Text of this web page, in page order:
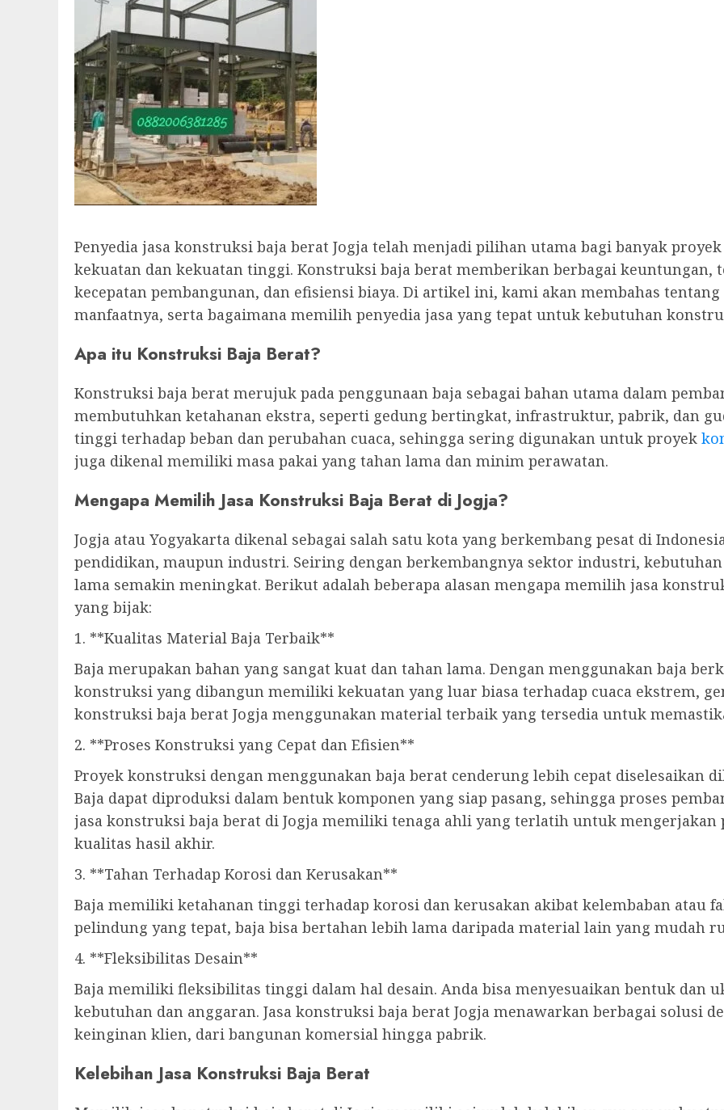
Penyedia jasa konstruksi baja berat Jogja telah menjadi pilihan utama bagi banyak
kekuatan dan kekuatan tinggi. Konstruksi baja berat memberikan berbagai
kecepatan pembangunan, dan efisiensi biaya. Di artikel ini, kami akan membahas
manfaatnya, serta bagaimana memilih penyedia jasa yang tepat untuk kebutuhan
Apa itu Konstruksi Baja Berat?
Konstruksi baja berat merujuk pada penggunaan baja sebagai bahan utama dalam
membutuhkan ketahanan ekstra, seperti gedung bertingkat, infrastruktur, pabrik, dan
tinggi terhadap beban dan perubahan cuaca, sehingga sering digunakan untuk proyek
juga dikenal memiliki masa pakai yang tahan lama dan minim perawatan.
Mengapa Memilih Jasa Konstruksi Baja Berat di Jogja?
Jogja atau Yogyakarta dikenal sebagai salah satu kota yang berkembang pesat di
pendidikan, maupun industri. Seiring dengan berkembangnya sektor industri,
lama semakin meningkat. Berikut adalah beberapa alasan mengapa memilih jasa
yang bijak:
1. **Kualitas Material Baja Terbaik**
Baja merupakan bahan yang sangat kuat dan tahan lama. Dengan menggunakan baja
konstruksi yang dibangun memiliki kekuatan yang luar biasa terhadap cuaca ekstrem,
konstruksi baja berat Jogja menggunakan material terbaik yang tersedia untuk
2. **Proses Konstruksi yang Cepat dan Efisien**
Proyek konstruksi dengan menggunakan baja berat cenderung lebih cepat diselesaikan
Baja dapat diproduksi dalam bentuk komponen yang siap pasang, sehingga proses
jasa konstruksi baja berat di Jogja memiliki tenaga ahli yang terlatih untuk mengerjakan
kualitas hasil akhir.
3. **Tahan Terhadap Korosi dan Kerusakan**
Baja memiliki ketahanan tinggi terhadap korosi dan kerusakan akibat kelembaban atau
pelindung yang tepat, baja bisa bertahan lebih lama daripada material lain yang mudah
4. **Fleksibilitas Desain**
Baja memiliki fleksibilitas tinggi dalam hal desain. Anda bisa menyesuaikan bentuk dan
kebutuhan dan anggaran. Jasa konstruksi baja berat Jogja menawarkan berbagai solusi
keinginan klien, dari bangunan komersial hingga pabrik.
Kelebihan Jasa Konstruksi Baja Berat